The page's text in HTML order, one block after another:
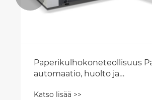
Paperikulhokoneteollisuus
automaatio, huolto ja
Katso lisää >>